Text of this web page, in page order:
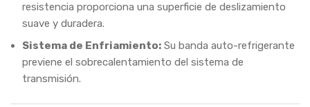
resistencia proporciona una superficie de deslizamiento
suave y duradera.
Sistema de Enfriamiento: Su banda auto-refrigerante
previene el sobrecalentamiento del sistema de
transmisión.